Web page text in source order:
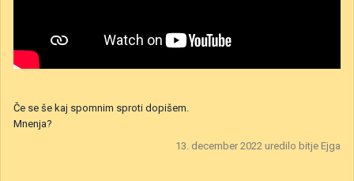
Če se še kaj spomnim sproti dopišem.
Mnenja?
13. december 2022 uredilo bitje Ejga